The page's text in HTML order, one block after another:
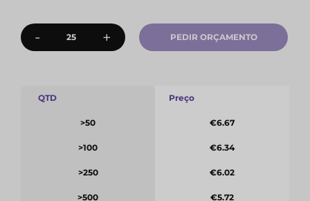
- + PEDIR ORÇAMENTO
QTD
>50
>100
>250
>500
Preço
€6.67
€6.34
€6.02
€5.72